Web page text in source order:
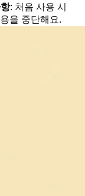
: 처음 사용 시
을 중단해요.